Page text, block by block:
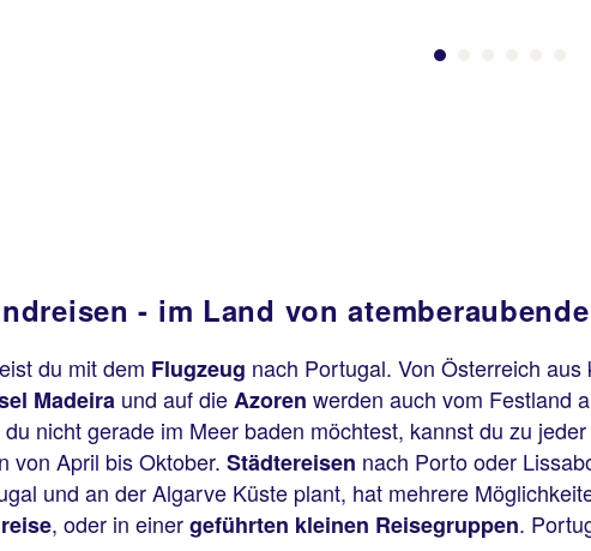
- im Land von
du mit dem Flugzeug nach Portugal. Von Österreich
Madeira und auf dieAzoren werden auch vom Festland
nicht gerade im Meer baden möchtest, kannst du zu
von April bis Oktober. Städtereisen nach Porto oder
und an der Algarve Küste plant, hat mehrere
, oder in einergeführten kleinen Reisegruppen.